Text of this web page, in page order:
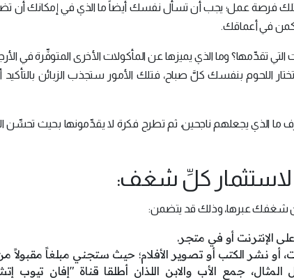
فرصة عمل؛ يجب أن تسأل نفسك أيضاً ما الذي في إمكانك أن
يكمن في أعماقك.
تقدِّمها؟ وما الذي يميزها عن المأكولات الأخرى المتوفِّرة في
اللحوم بنفسك كلَّ صباح، فتلك الأمور ستجذب الزبائن بالتأكيد
ما الذي يجعلهم ناجحين، ثم تطرح فكرة لا يقدِّمونها بحيث تحسِّن
من شغفك عبرها، وذلك قد يتضمن:
الإنترنت أو في متجر.
نشر الكتب أو تصوير الأفلام؛ حيث ستجني مبلغاً مقبولاً
المثال، جمع الأب والابن اللذان أطلقا قناة "إفان تيوب